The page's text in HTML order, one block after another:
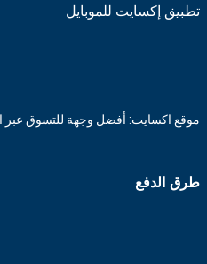
تطبيق إكسايت للموبايل
موقع اكسايت: أفضل وجهة للتسوق عبر
طرق الدفع